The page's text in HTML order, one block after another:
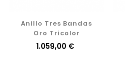
Anillo Tres Bandas
Oro Tricolor
Precio
1.059,00 €